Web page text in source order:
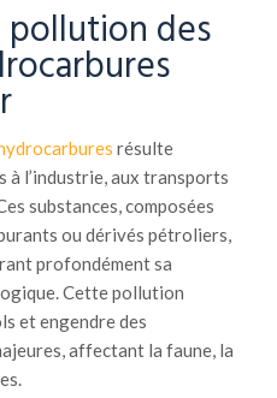
des
résulte
à l’industrie, aux transports
substances, composées
ou dérivés pétroliers,
profondément sa
Cette pollution
et engendre des
affectant la faune, la